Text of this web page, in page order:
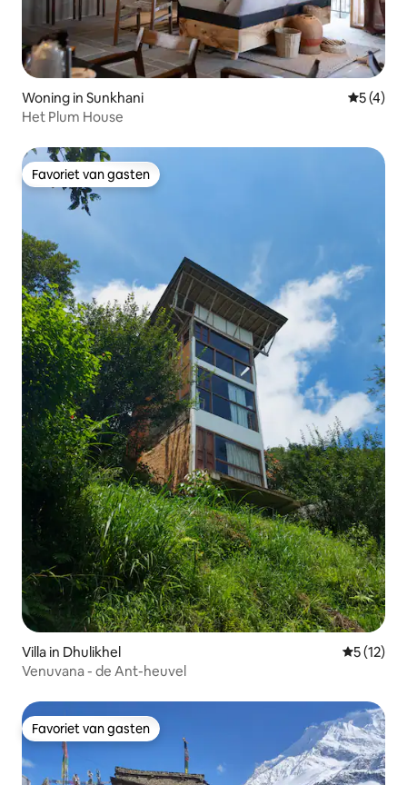
Woning in Sunkhani
5 (4)
Het Plum House
Favoriet van gasten
Favoriet van gasten
Villa in Dhulikhel
5 (12)
Venuvana - de Ant-heuvel
Favoriet van gasten
Favoriet van gasten